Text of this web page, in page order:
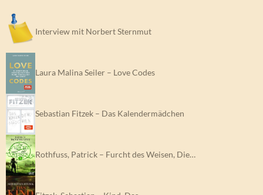
Interview mit Norbert Sternmut
Laura Malina Seiler – Love Codes
Sebastian Fitzek – Das Kalendermädchen
Rothfuss, Patrick – Furcht des Weisen, Die…